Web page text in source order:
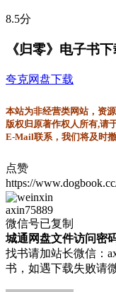
8.5分
《归零》电子书
夸克网盘下载
本站为非经营类网站，资
版权归原著作权人所有,请
E-Mail联系，我们将及时
点赞
https://
axin75889
微信号已复制
城通网盘文件访问密
找书请加站长微信：
书，如遇下载失败请